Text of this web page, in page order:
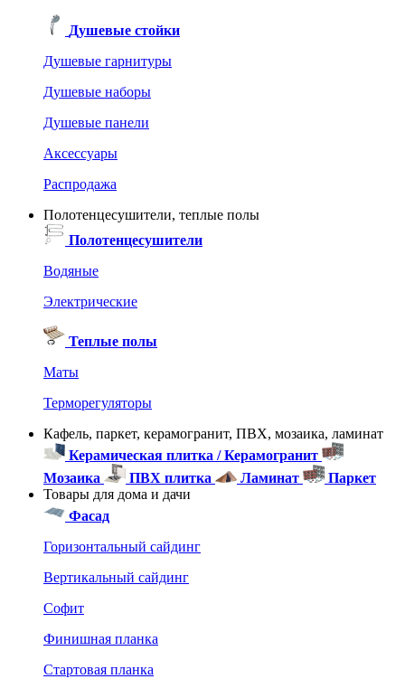
Душевые стойки
Душевые гарнитуры
Душевые наборы
Душевые панели
Аксессуары
Распродажа
Полотенцесушители, теплые полы
Полотенцесушители
Водяные
Электрические
Теплые полы
Маты
Терморегуляторы
Кафель, паркет, керамогранит, ПВХ, мозаика, ламинат
Керамическая плитка / Керамогранит
Мозаика
ПВХ плитка Ламинат
Паркет
Товары для дома и дачи
Фасад
Горизонтальный сайдинг
Вертикальный сайдинг
Софит
Финишная планка
Стартовая планка